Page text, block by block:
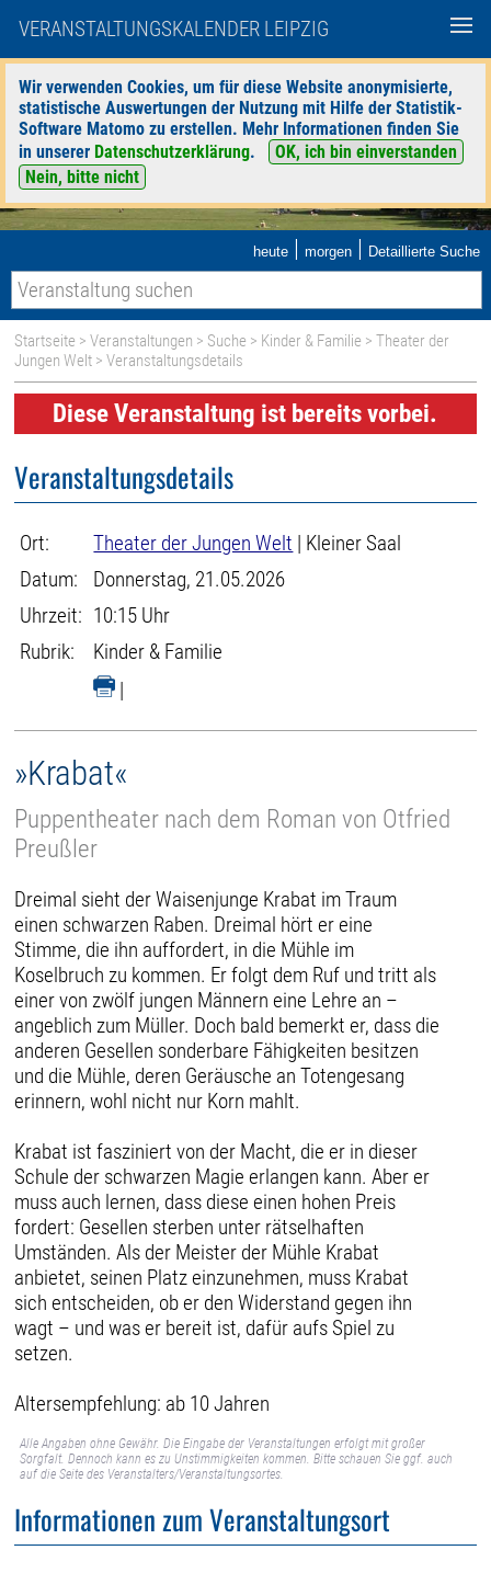
VERANSTALTUNGSKALENDER LEIPZIG
Wir verwenden Cookies, um für diese Website anonymisierte,
statistische Auswertungen der Nutzung mit Hilfe der Statistik-
Software Matomo zu erstellen. Mehr Informationen finden Sie
in unserer Datenschutzerklärung.
OK, ich bin einverstanden
Nein, bitte nicht
heute | morgen | Detaillierte Suche
Startseite >Veranstaltungen > Suche > Kinder & Familie >Theater der
Jungen Welt > Veranstaltungsdetails
Diese Veranstaltung ist bereits vorbei.
Veranstaltungsdetails
Ort: Theater der Jungen Welt | Kleiner Saal
Datum:
Donnerstag, 21.05.2026
Uhrzeit: 10:15 Uhr
Rubrik:
Kinder & Familie
|
»Krabat«
Puppentheater nach dem Roman von Otfried
Preußler
Dreimal sieht der Waisenjunge Krabat im Traum
einen schwarzen Raben. Dreimal hört er eine
Stimme, die ihn auffordert, in die Mühle im
Koselbruch zu kommen. Er folgt dem Ruf und tritt als
einer von zwölf jungen Männern eine Lehre an –
angeblich zum Müller. Doch bald bemerkt er, dass die
anderen Gesellen sonderbare Fähigkeiten besitzen
und die Mühle, deren Geräusche an Totengesang
erinnern, wohl nicht nur Korn mahlt.
Krabat ist fasziniert von der Macht, die er in dieser
Schule der schwarzen Magie erlangen kann. Aber er
muss auch lernen, dass diese einen hohen Preis
fordert: Gesellen sterben unter rätselhaften
Umständen. Als der Meister der Mühle Krabat
anbietet, seinen Platz einzunehmen, muss Krabat
sich entscheiden, ob er den Widerstand gegen ihn
wagt – und was er bereit ist, dafür aufs Spiel zu
setzen.
Altersempfehlung: ab 10 Jahren
Alle Angaben ohne Gewähr. Die Eingabe der Veranstaltungen erfolgt mit großer
Sorgfalt. Dennoch kann es zu Unstimmigkeiten kommen. Bitte schauen Sie ggf. auch
auf die Seite des Veranstalters/Veranstaltungsortes.
Informationen zum Veranstaltungsort